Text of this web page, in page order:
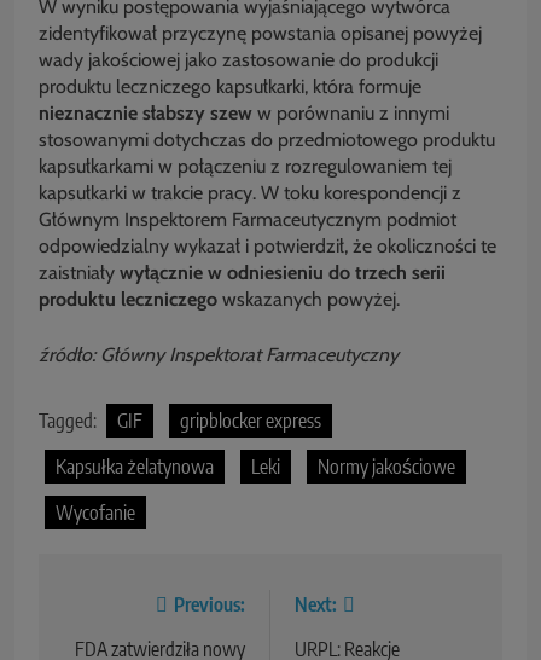
W wyniku postępowania wyjaśniającego wytwórca
zidentyfikował przyczynę powstania opisanej powyżej
wady jakościowej jako zastosowanie do produkcji
produktu leczniczego kapsułkarki, która formuje
nieznacznie słabszy szew w porównaniu z innymi
stosowanymi dotychczas do przedmiotowego produktu
kapsułkarkami w połączeniu z rozregulowaniem tej
kapsułkarki w trakcie pracy. W toku korespondencji z
Głównym Inspektorem Farmaceutycznym podmiot
odpowiedzialny wykazał i potwierdził, że okoliczności te
zaistniały wyłącznie w odniesieniu do trzech serii
produktu leczniczego wskazanych powyżej.
źródło: Główny Inspektorat Farmaceutyczny
Tagged: GIF
gripblocker express
Kapsułka żelatynowa
Leki
Normy jakościowe
Wycofanie
Previous:
FDA zatwierdziła nowy
Next:
URPL: Reakcje